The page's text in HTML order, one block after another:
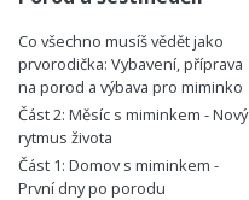
Co všechno musíš vědět jako
prvorodička: Vybavení, příprava
na porod a výbava pro miminko
Část 2: Měsíc s miminkem - Nový
rytmus života
Část 1: Domov s miminkem -
První dny po porodu